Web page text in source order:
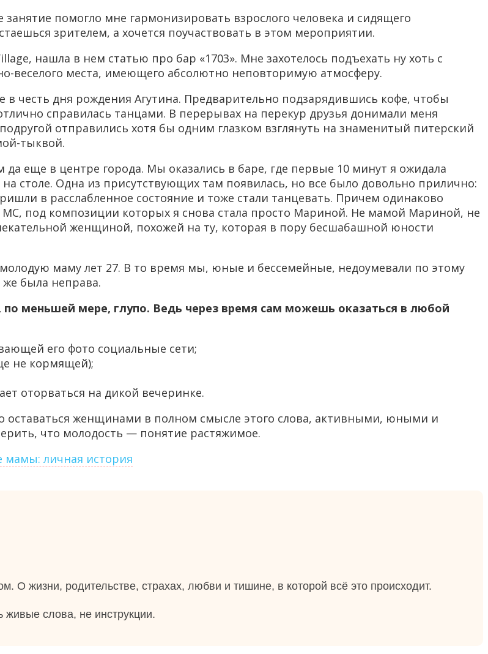
помогло мне гармонизировать взрослого человека и сидящего
зрителем, а хочется поучаствовать в этом мероприятии.
нашла в нем статью про бар «1703». Мне захотелось подъехать ну хоть с
веселого места, имеющего абсолютно неповторимую атмосферу.
честь дня рождения Агутина. Предварительно подзарядившись кофе, чтобы
справилась танцами. В перерывах на перекур друзья донимали меня
отправились хотя бы одним глазком взглянуть на знаменитый питерский
тыквой.
еще в центре города. Мы оказались в баре, где первые 10 минут я ожидала
столе. Одна из присутствующих там появилась, но все было довольно прилично:
в расслабленное состояние и тоже стали танцевать. Причем одинаково
под композиции которых я снова стала просто Мариной. Не мамой Мариной, не
женщиной, похожей на ту, которая в пору бесшабашной юности
маму лет 27. В то время мы, юные и бессемейные, недоумевали по этому
же была неправа.
по меньшей мере, глупо. Ведь через время сам можешь оказаться в любой
его фото социальные сети;
не кормящей);
оторваться на дикой вечеринке.
женщинами в полном смысле этого слова, активными, юными и
что молодость — понятие растяжимое.
мамы: личная история
О жизни, родительстве, страхах, любви и тишине, в которой всё это происходит.
живые слова, не инструкции.